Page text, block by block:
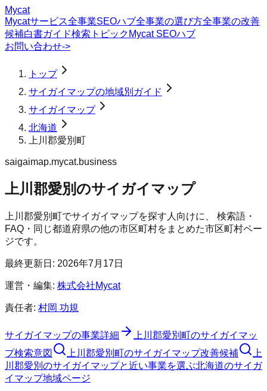
Mycat
Mycatサービス全事業SEOハブ全事業の選び方全事業の改善
候補白書ガイド検索トピック Mycat SEOハブ
お問い合わせ->
トップ
サイガイマップの地域別ガイド
サイガイマップ
北海道
上川郡愛別町
saigaimap.mycat.business
上川郡愛別のサイガイマップ
上川郡愛別町でサイガイマップを探す人向けに、 検索語・
FAQ・同じ都道府県の他の市区町村をまとめた市区町村ペー
ジです。
最終更新日: 2026年7月17日
運営・編集: 株式会社Mycat
責任者: 村岡 功規
サイガイマップの事業詳細 上川郡愛別町のサイガイマッ
プ検索意図 上川郡愛別町のサイガイマップ改善候補
上
川郡愛別のサイガイマップと近い事業を選ぶ北海道のサイガ
イマップ地域ページ